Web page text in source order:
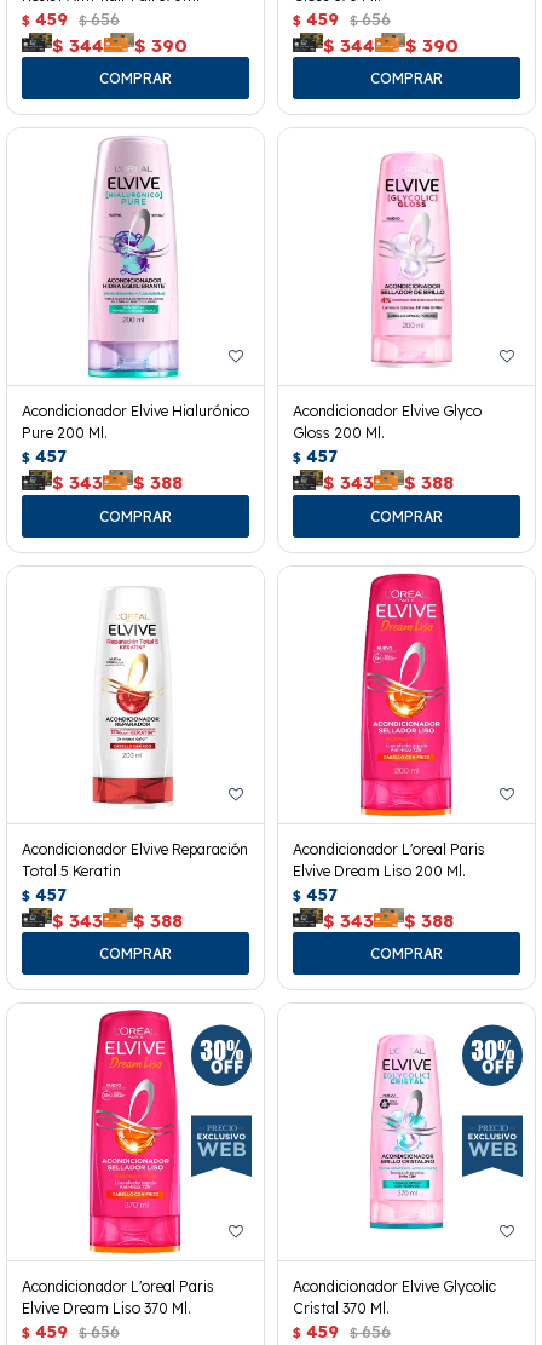
$ 459 $ 656
$ 344 $ 390
$ 459 $ 656
$ 344 $ 390
Acondicionador Elvive Hialurónico
Pure 200 Ml.
$ 457
$ 343 $ 388
Acondicionador Elvive Glyco
Gloss 200 Ml.
$ 457
$ 343 $ 388
Acondicionador Elvive Reparación
Total 5 Keratin
$ 457
$ 343 $ 388
Acondicionador L'oreal Paris
Elvive Dream Liso 200 Ml.
$ 457
$ 343 $ 388
Acondicionador L'oreal Paris
Elvive Dream Liso 370 Ml.
$ 459 $ 656
Acondicionador Elvive Glycolic
Cristal 370 Ml.
$ 459 $ 656